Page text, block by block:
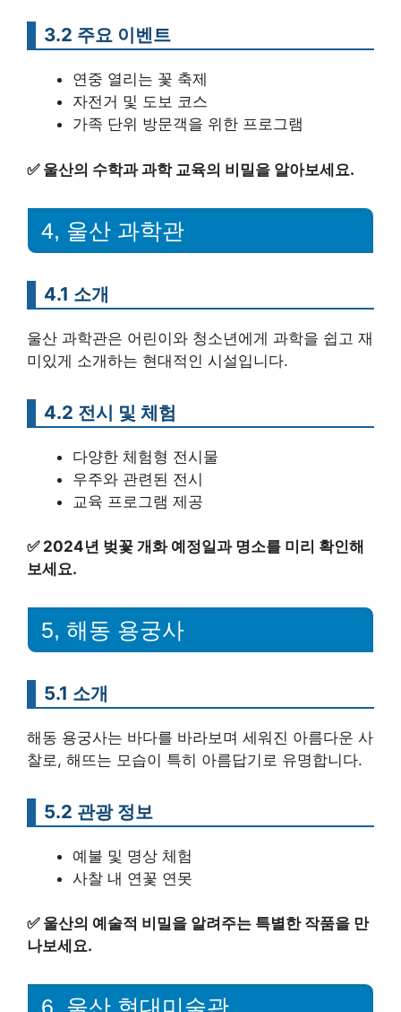
3.2 주요 이벤트
연중 열리는 꽃 축제
자전거 및 도보 코스
가족 단위 방문객을 위한 프로그램
✅ 울산의 수학과 과학 교육의 비밀을 알아보세요.
4, 울산 과학관
4.1 소개
울산 과학관은 어린이와 청소년에게 과학을 쉽고 재
미있게 소개하는 현대적인 시설입니다.
4.2 전시 및 체험
다양한 체험형 전시물
우주와 관련된 전시
교육 프로그램 제공
✅ 2024년 벚꽃 개화 예정일과 명소를 미리 확인해
보세요.
5, 해동 용궁사
5.1 소개
해동 용궁사는 바다를 바라보며 세워진 아름다운 사
찰로, 해뜨는 모습이 특히 아름답기로 유명합니다.
5.2 관광 정보
예불 및 명상 체험
사찰 내 연꽃 연못
✅ 울산의 예술적 비밀을 알려주는 특별한 작품을 만
나보세요.
6, 울산 현대미술관